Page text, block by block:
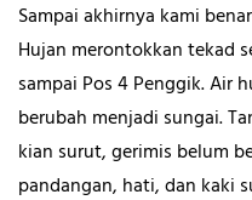
Sampai akhirnya kami
Hujan merontokkan tekad
sampai Pos 4 Penggik. Air
berubah menjadi sungai.
kian surut, gerimis belum
pandangan, hati, dan kaki